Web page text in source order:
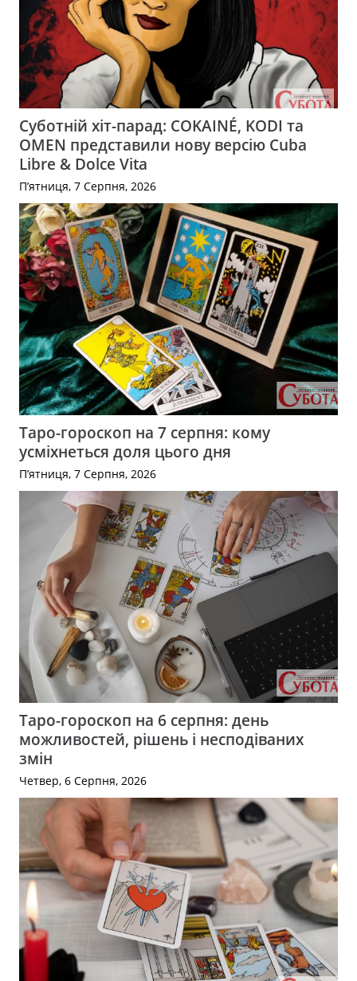
Суботній хіт-парад: COKAINÉ, KODI та
OMEN представили нову версію Cuba
Libre & Dolce Vita
П’ятниця, 7 Серпня, 2026
Таро-гороскоп на 7 серпня: кому
усміхнеться доля цього дня
П’ятниця, 7 Серпня, 2026
Таро-гороскоп на 6 серпня: день
можливостей, рішень і несподіваних
змін
Четвер, 6 Серпня, 2026